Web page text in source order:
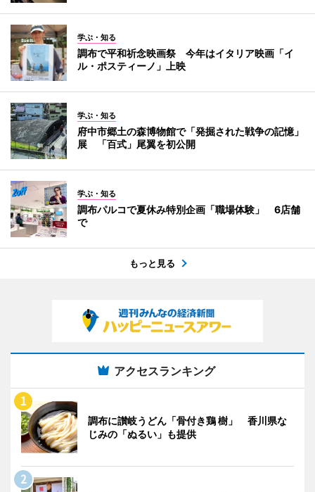
学ぶ・知る
調布で平和祈念映画祭 今年はイタリア映画「イ
ル・ポスティーノ」上映
学ぶ・知る
府中市郷土の森博物館で「発掘された戦争の記憶」
展 「百式」尾翼を初公開
学ぶ・知る
調布パルコで夏休み特別企画「職場体験」 6店舗
で
もっと見る
アクセスランキング
調布に讃岐うどん「骨付き鶏 樹」 香川県な
じみの「ぬるい」も提供